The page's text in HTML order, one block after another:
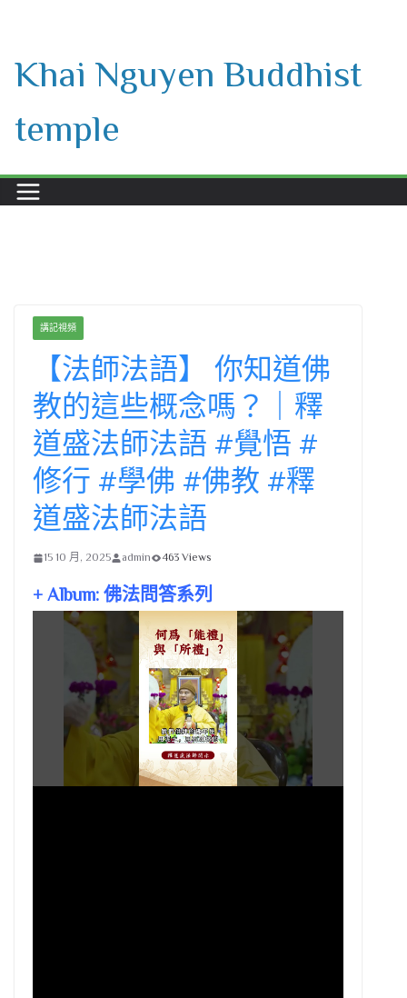
content
Khai Nguyen Buddhist
temple
講記視頻
【法師法語】 你知道佛
教的這些概念嗎？｜釋
道盛法師法語 #覺悟 #
修行 #學佛 #佛教 #釋
道盛法師法語
15 10 月, 2025 admin 463 Views
+ Album: 佛法問答系列